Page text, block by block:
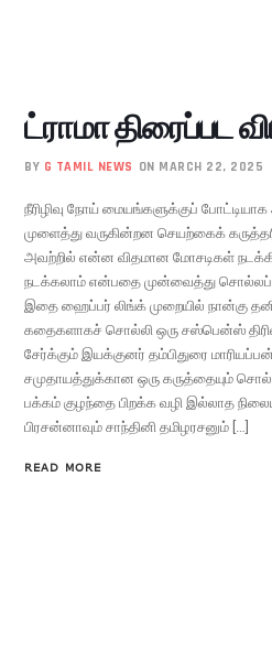
ட்ராமா திரைப்பட
BY G TAMIL NEWS ON MARCH 22, 2025
நீரிழிவு நோய் மையங்களுக்குப்
முளைத்து வருகின்றன செயற்கைக்
அவற்றில் என்ன விதமான மோசடிகள்
நடக்கலாம் என்பதை முன்வைத்து
இதை ஹைப்பர் லிங்க் முறையில் நான்கு
கதைகளாகச் சொல்லி ஒரு சஸ்பென்ஸ்
சேர்க்கும் இயக்குனர் தம்பிதுரை
சமுதாயத்துக்கான ஒரு கருத்தையும்
பக்கம் குழந்தை பிறக்க வழி இல்லாத
பிரசன்னாவும் சாந்தினி தமிழரசனும் […]
READ MORE